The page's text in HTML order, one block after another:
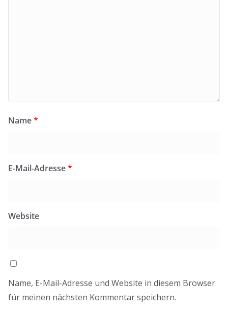
Name*
E-Mail-Adresse*
Website
Name, E-Mail-Adresse und Website in diesem Browser
für meinen nächsten Kommentar speichern.